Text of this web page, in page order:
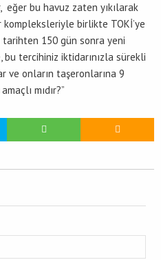
bu havuz zaten yıkılarak
birlikte TOKİ’ye
tarihten 150 gün sonra yeni
tercihiniz iktidarınızla sürekli
ve onların taşeronlarına 9
mıdır?”